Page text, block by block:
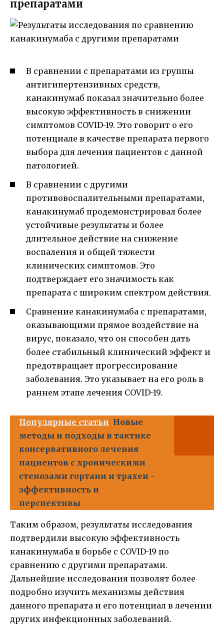
препаратами
В сравнении с препаратами из группы
антигипертензивных средств,
канакинумаб показал значительно более
высокую эффективность в снижении
симптомов COVID-19. Это говорит о его
потенциале в качестве препарата первого
выбора для лечения пациентов с данной
патологией.
В сравнении с другими
противовоспалительными препаратами,
канакинумаб продемонстрировал более
устойчивые результаты и более
длительное действие на снижение
воспаления и общей тяжести
клинических симптомов. Это
подтверждает его значимость как
препарата с широким спектром действия.
Сравнение канакинумаба с препаратами,
оказывающими прямое воздействие на
вирус, показало, что он способен дать
более стабильный клинический эффект и
предотвращает прогрессирование
заболевания. Это указывает на его роль в
раннем этапе лечения COVID-19.
Популярные статьи Новые
методы и подходы в тактике
консервативного лечения
пациентов с хроническими
стенозами гортани и трахеи -
эффективность и
перспективы
Таким образом, результаты исследования
подтвердили высокую эффективность
канакинумаба в борьбе с COVID-19 по
сравнению с другими препаратами.
Дальнейшие исследования позволят более
подробно изучить механизмы действия
данного препарата и его потенциал в лечении
других инфекционных заболеваний.